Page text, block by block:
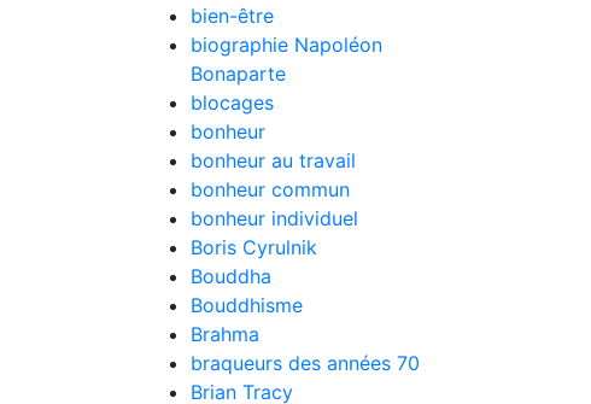
bien-être
biographie Napoléon
Bonaparte
blocages
bonheur
bonheur au travail
bonheur commun
bonheur individuel
Boris Cyrulnik
Bouddha
Bouddhisme
Brahma
braqueurs des années 70
Brian Tracy